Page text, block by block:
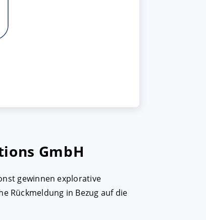
GmbH
gewinnen explorative
Rückmeldung in Bezug auf die